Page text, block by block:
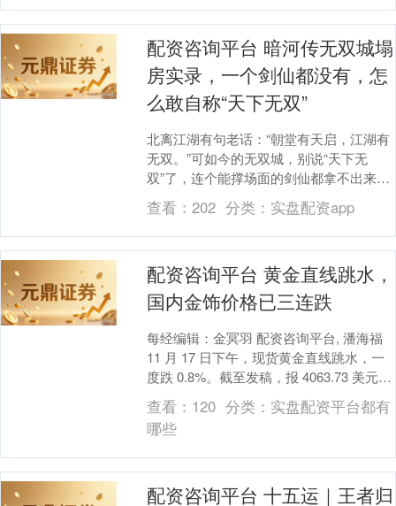
配资咨询平台 暗河传无双城塌
房实录，一个剑仙都没有，怎
么敢自称“天下无双”
北离江湖有句老话：“朝堂有天启，江湖有
无双。”可如今的无双城，别说“天下无
双”了，连个能撑场面的剑仙都拿不出来。
五大剑仙——孤剑仙洛青阳、道剑仙赵玉
真、雪月剑....
查看：202 分类： 实盘配资app
配资咨询平台 黄金直线跳水，
国内金饰价格已三连跌
每经编辑：金冥羽 配资咨询平台, 潘海福
11 月 17 日下午，现货黄金直线跳水，一
度跌 0.8%。截至发稿，报 4063.73 美元 /
盎司。 据悉，国内....
查看： 120 分类： 实盘配资平台都有
哪些
配资咨询平台 十五运｜王者归